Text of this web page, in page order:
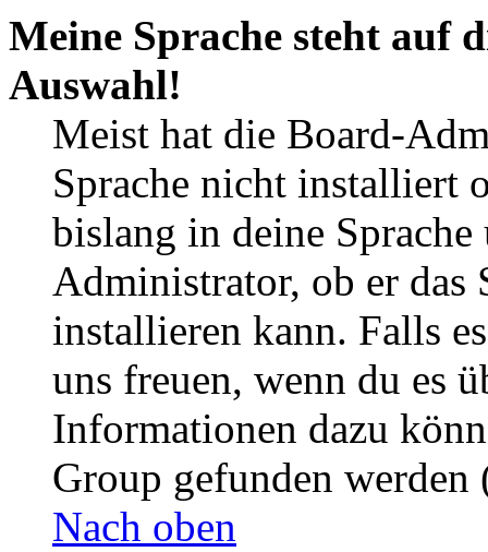
Meine Sprache steht auf
Auswahl!
Meist hat die Board-
Sprache nicht installiert
bislang in deine
Administrator, ob er das
installieren kann. Falls
uns freuen, wenn du es
Informationen dazu
Group gefunden
Nach oben